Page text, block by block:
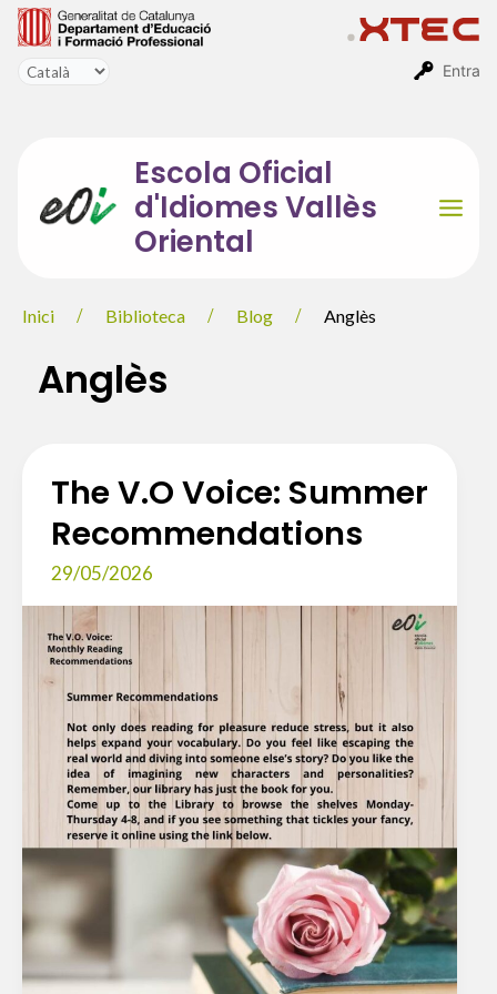
Entra
Vés
contingut
Escola Oficial
d'Idiomes Vallès
Oriental
Inici Biblioteca Blog Anglès
Anglès
The V.O Voice: Summer
Recommendations
29/05/2026